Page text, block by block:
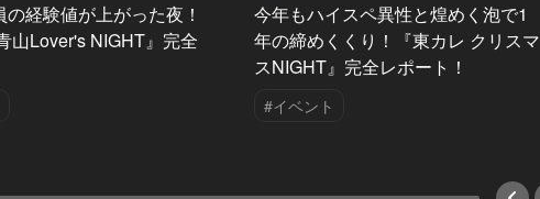
経験値が上がった夜！
山Lover's NIGHT』完全
今年もハイスペ異性と煌めく泡で1
年の締めくくり！『東カレ クリスマ
スNIGHT』完全レポート！
#イベント